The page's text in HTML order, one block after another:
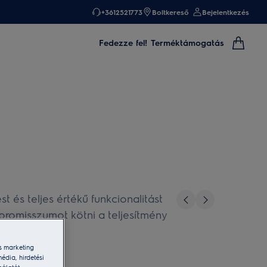
+3612521773 Boltkereső Bejelentkezés
Fedezze fel! Terméktámogatás
és teljes értékű funkcionalitást
kötni a teljesítmény
marketing
hirdetési